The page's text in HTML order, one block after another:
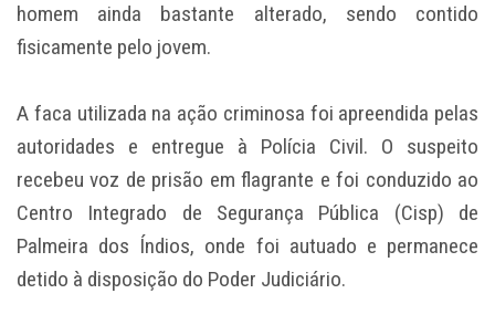
homem ainda bastante alterado, sendo contido
fisicamente pelo jovem.
A faca utilizada na ação criminosa foi apreendida pelas
autoridades e entregue à Polícia Civil. O suspeito
recebeu voz de prisão em flagrante e foi conduzido ao
Centro Integrado de Segurança Pública (Cisp) de
Palmeira dos Índios, onde foi autuado e permanece
detido à disposição do Poder Judiciário.